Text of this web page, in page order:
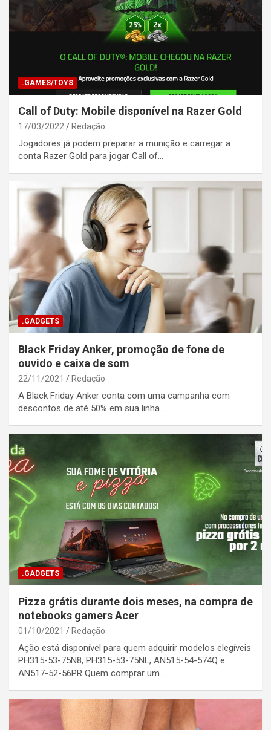
.GAMES/TOYS
Call of Duty: Mobile disponível na Razer Gold
17/03/2022 Redação
Jogadores já podem preparar a munição e carregar a
conta Razer Gold para jogar Call of…
.GADGETS
Black Friday Anker, promoção de fone de
ouvido e caixa de som
22/11/2021 Redação
A Black Friday Anker conta com uma campanha com
descontos de até 50% em sua linha…
.GADGETS
Pizza grátis durante dois meses, na compra de
notebooks gamers Acer
01/10/2021 Redação
Ação está disponível para quem adquirir modelos elegíveis
PH315-53-75N8, PH315-53-75NL, AN515-54-574Q e
AN517-52-56PR Quem comprar um…